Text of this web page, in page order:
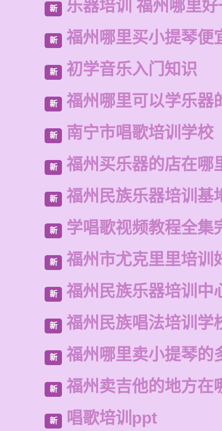
新 乐器培训 福州哪里
新 福州哪里买小提琴便
新 初学音乐入门知识
新 福州哪里可以学乐器
新 南宁市唱歌培训学校
新 福州买乐器的店在哪
新 福州民族乐器培训基
新 学唱歌视频教程全集
新 福州市尤克里里培训
新 福州民族乐器培训中
新 福州民族唱法培训学
新 福州哪里卖小提琴的
新 福州卖吉他的地方在
新 唱歌培训ppt